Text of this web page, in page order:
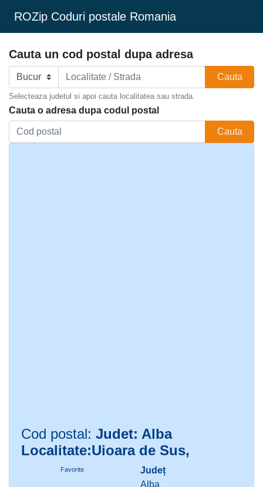
ROZip Coduri postale Romania
Cauta un cod postal dupa adresa
Cauta
Selecteaza judetul si apoi cauta localitatea sau strada.
Cauta o adresa dupa codul postal
Cauta
Cod postal: Judet: Alba
Localitate:Uioara de Sus,
Favorite
Județ
Alba